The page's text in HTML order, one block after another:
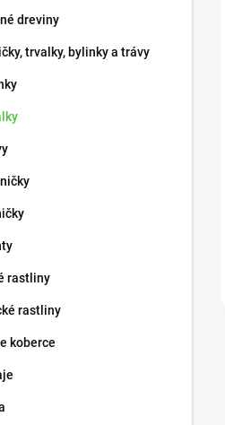
dreviny
trvalky, bylinky a trávy
rastliny
rastliny
koberce